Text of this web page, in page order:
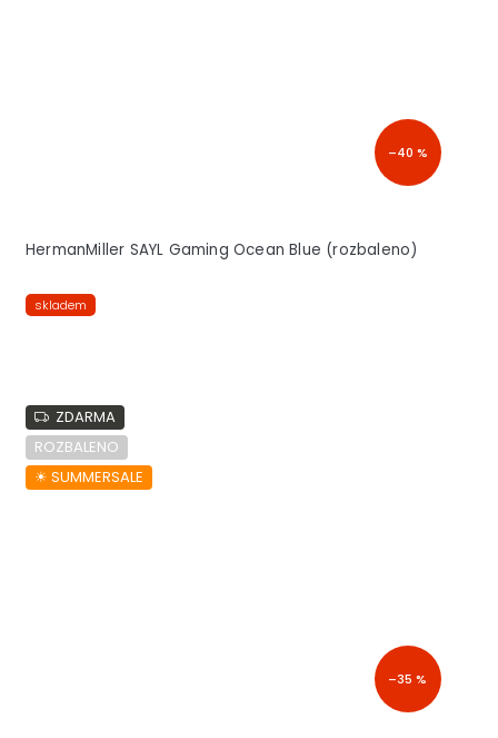
–40 %
HermanMiller SAYL Gaming Ocean Blue (rozbaleno)
skladem
ZDARMA
ROZBALENO
☀︎ SUMMERSALE
–35 %